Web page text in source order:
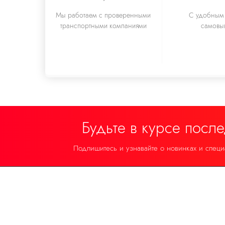
Мы работаем с проверенными
транспортными компаниями
С удобным
Будьте в курсе
Подпишитесь и узнавайте о новинках и